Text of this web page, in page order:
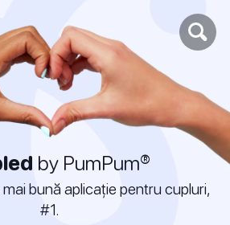
by PumPum®
bună aplicație pentru cupluri,
#1.